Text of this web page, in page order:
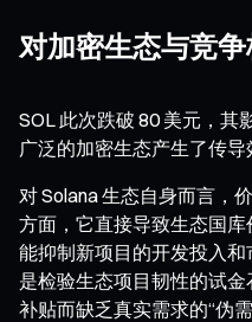
对加密生态与竞
SOL 此次跌破 80 美元，其
广泛的加密生态产生了传导
对 Solana 生态自身而言，
方面，它直接导致生态国
能抑制新项目的开发投入
是检验生态项目韧性的试
补贴而缺乏真实需求的“伪